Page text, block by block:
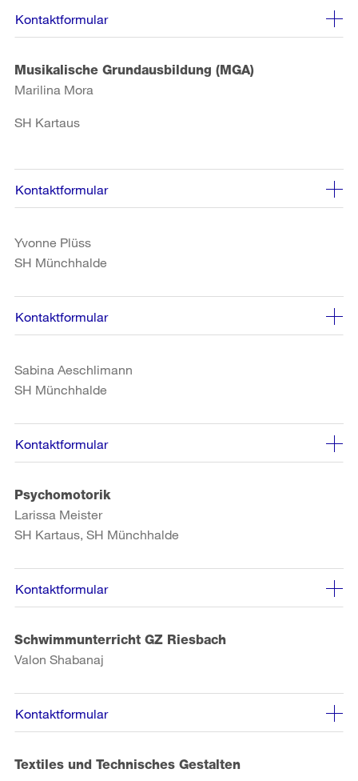
Kontaktformular
Musikalische Grundausbildung (MGA)
Marilina Mora
SH Kartaus
Kontaktformular
Yvonne Plüss
SH Münchhalde
Kontaktformular
Sabina Aeschlimann
SH Münchhalde
Kontaktformular
Psychomotorik
Larissa Meister
SH Kartaus, SH Münchhalde
Kontaktformular
Schwimmunterricht GZ Riesbach
Valon Shabanaj
Kontaktformular
Textiles und Technisches Gestalten